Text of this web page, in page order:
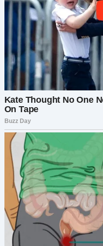
источнику шума,
незнакомку.
Она отшатнулась,
выпад, схватив
потянув. Николай и
бросились вперёд,
охватило волнение.
Затем последовало
открытие.
Из складок ткани на
металлическая
маленький красный
высокий
разнёсшийся в
По толпе пронёсся